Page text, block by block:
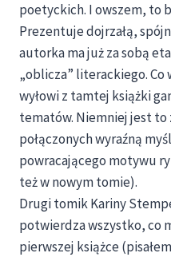
poetyckich. I owszem, to
Prezentuje dojrzałą,
autorka ma już za sobą
„oblicza” literackiego.
wyłowi z tamtej książki
tematów. Niemniej jest
połączonych wyraźną
powracającego motywu
też w nowym tomie).
Drugi tomik Kariny
potwierdza wszystko, co
pierwszej książce